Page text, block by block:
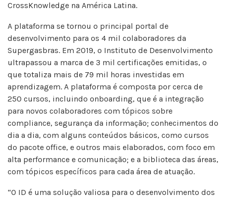
CrossKnowledge na América Latina.
A plataforma se tornou o principal portal de
desenvolvimento para os 4 mil colaboradores da
Supergasbras. Em 2019, o Instituto de Desenvolvimento
ultrapassou a marca de 3 mil certificações emitidas, o
que totaliza mais de 79 mil horas investidas em
aprendizagem. A plataforma é composta por cerca de
250 cursos, incluindo onboarding, que é a integração
para novos colaboradores com tópicos sobre
compliance, segurança da informação; conhecimentos do
dia a dia, com alguns conteúdos básicos, como cursos
do pacote office, e outros mais elaborados, com foco em
alta performance e comunicação; e a biblioteca das áreas,
com tópicos específicos para cada área de atuação.
“O ID é uma solução valiosa para o desenvolvimento dos